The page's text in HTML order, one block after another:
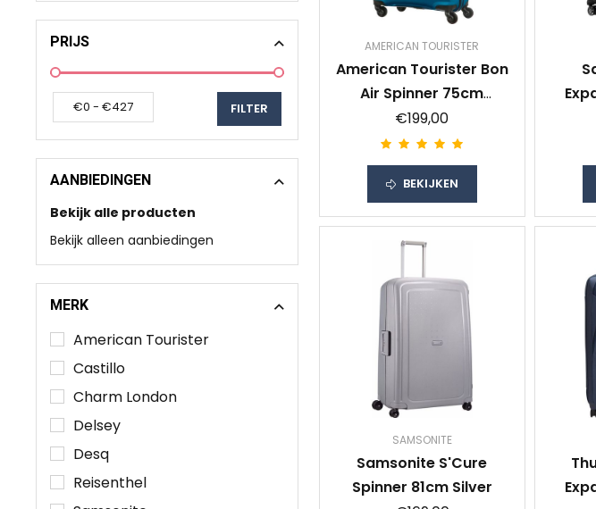
PRIJS
AANBIEDINGEN
Bekijk alle producten
Bekijk alleen aanbiedingen
MERK
American Tourister
Castillo
Charm London
Delsey
Desq
Reisenthel
AMERICAN TOURISTER
American Tourister Bon
Air Spinner 75cm
Seaport Blue
€199,00
BEKIJKEN
SAMSONITE
Samsonite S'Cure
Spinner 81cm Silver